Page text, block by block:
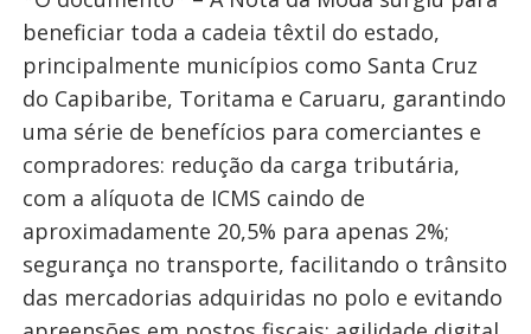
beneficiar toda a cadeia têxtil do estado,
principalmente municípios como Santa Cruz
do Capibaribe, Toritama e Caruaru, garantindo
uma série de benefícios para comerciantes e
compradores: redução da carga tributária,
com a alíquota de ICMS caindo de
aproximadamente 20,5% para apenas 2%;
segurança no transporte, facilitando o trânsito
das mercadorias adquiridas no polo e evitando